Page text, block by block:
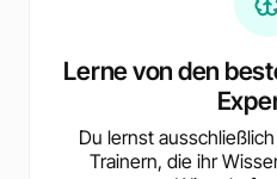
Lerne von den
Du lernst
Trainern, die ihr